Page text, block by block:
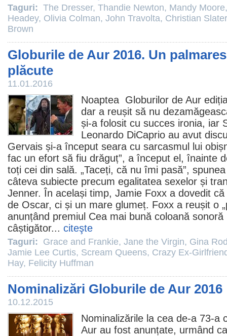
Taguri: The Dresser, Thandie Newton, Mandy Moore
Headey, Olivia Colman, John Travolta, Christian Slater
Brown
Globurile de Aur 2016. Un
plăcute
11.01.2016
Noaptea Globurilor de Aur
dar a reușit să nu
și-a folosit cu succes ironia, iar
Leonardo DiCaprio au avut
Gervais și-a început seara cu sarcasmul lui
fac un efort să fiu drăguț”, a început el, înainte
toți cei din sală. „Taceți, că nu îmi pasă”,
câteva subiecte precum egalitatea sexelor și
Jenner. În același timp, Jamie Foxx a dovedit
de Oscar, ci și un mare glumeț. Foxx a reușit o
anunțând premiul Cea mai bună coloană
câștigător... citeşte
Taguri: Grace and Frankie, Jane the Virgin, Gina
Jamie Lee Curtis, Scream Queens, Crazy Ex-
Hay, Felicity Huffman
Nominalizări Globurile de Aur 2016
10.12.2015
Nominalizările la cea de-a 73-a
Aur au fost anunțate, urmând